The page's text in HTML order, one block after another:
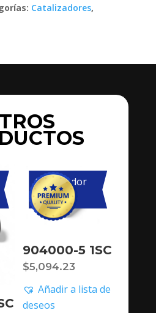
Catalizadores,
Catalizador
Primario
904000-5 1SC
$5,094.23
Añadir a lista de
deseos